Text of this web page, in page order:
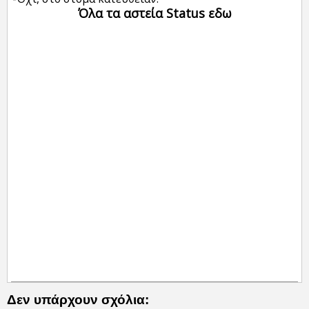
Όλα τα αστεία Status εδω
Δεν υπάρχουν σχόλια: